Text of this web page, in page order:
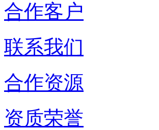
合作客户
联系我们
合作资源
资质荣誉